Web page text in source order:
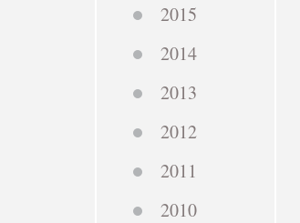
2015
2014
2013
2012
2011
2010